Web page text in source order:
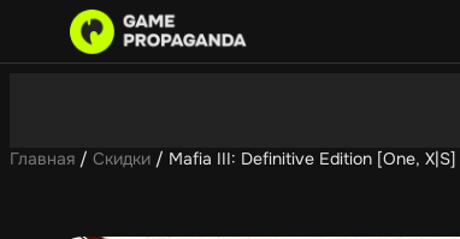
Главная / Скидки / Mafia III: Definitive Edition [One, X|S]